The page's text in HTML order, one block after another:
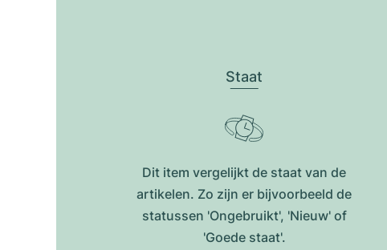
Staat
Dit item vergelijkt de staat van de
artikelen. Zo zijn er bijvoorbeeld de
statussen 'Ongebruikt', 'Nieuw' of
'Goede staat'.